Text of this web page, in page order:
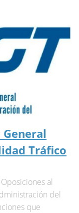
General
Tráfico
al
del
que